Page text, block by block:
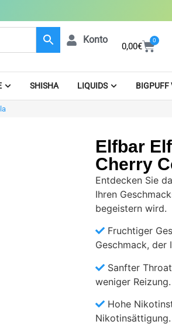
Konto
0,00€
0
SHISHA LIQUIDS BIGPUFF
Elfbar
Cherry
Entdecken Sie
Ihren
begeistern wird.
Fruchtiger
Geschmack, der
Sanfter
weniger Reizung.
Hohe
Nikotinsättigung.